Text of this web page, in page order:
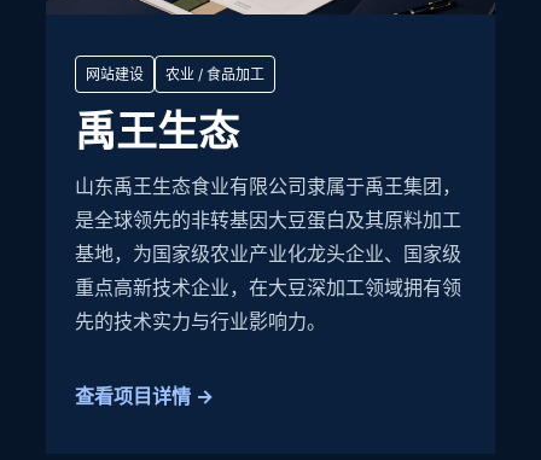
网站建设 农业 / 食品加工
禹王生态
山东禹王生态食业有限公司隶属于禹王集团，
是全球领先的非转基因大豆蛋白及其原料加工
基地，为国家级农业产业化龙头企业、国家级
重点高新技术企业，在大豆深加工领域拥有领
先的技术实力与行业影响力。
查看项目详情 →